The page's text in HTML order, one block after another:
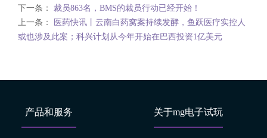
下一条： 裁员863名，BMS的裁员行动已经开始！
上一条：
医药快讯丨云南白药窝案持续发酵，鱼跃医疗实控人
或也涉及此案；科兴计划从今年开始在巴西投资1亿美元
产品和服务 关于mg电子试玩